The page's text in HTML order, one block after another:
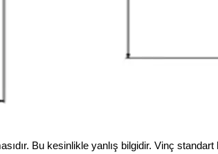
Bu kesinlikle yanlış bilgidir. Vinç